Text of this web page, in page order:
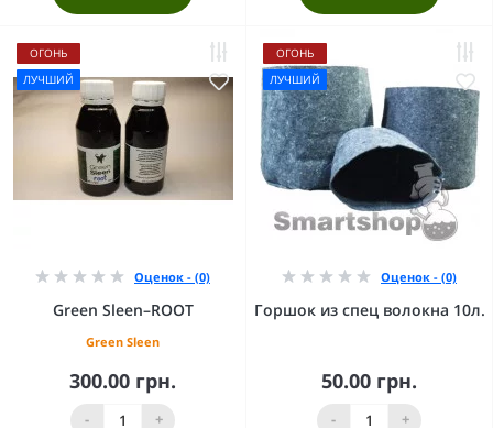
ОГОНЬ
ЛУЧШИЙ
Оценок - (0)
Green Sleen–ROOT
Green Sleen
300.00 грн.
- +
ОГОНЬ
ЛУЧШИЙ
Оценок - (0)
Горшок из спец волокна 10л.
50.00 грн.
- +